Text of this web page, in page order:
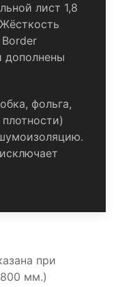
лист 1,8
дополнены
фольга,
при
мм.)